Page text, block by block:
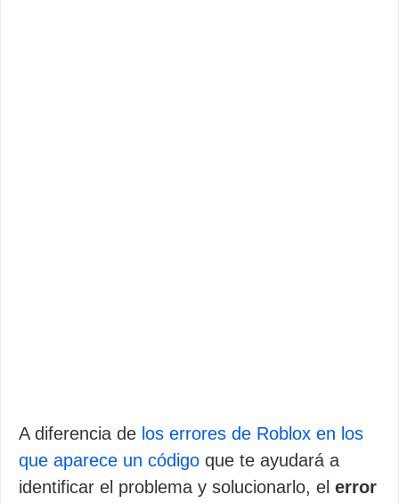
A diferencia de los errores de Roblox en los
que aparece un código que te ayudará a
identificar el problema y solucionarlo, el error